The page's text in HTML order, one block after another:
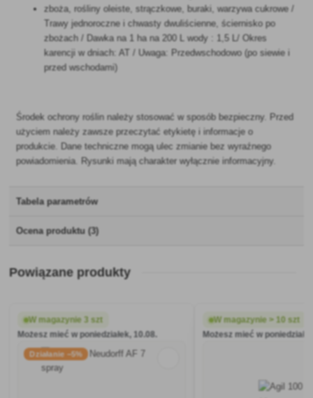
zboża, rośliny oleiste, strączkowe, buraki, warzywa cukrowe /
Trawy jednoroczne i chwasty dwuliścienne, ściernisko po
zbożach / Dawka na 1 ha na 200 L wody : 1,5 L/ Okres
karencji w dniach: AT / Uwaga: Przedwschodowo (po siewie i
przed wschodami)
Środek ochrony roślin należy stosować w sposób bezpieczny. Przed
użyciem należy zawsze przeczytać etykietę i informacje o
produkcie. Dane techniczne mogą ulec zmianie bez wyraźnego
powiadomienia. Rysunki mają charakter wyłącznie informacyjny.
Tabela parametrów
Ocena produktu (3)
Powiązane produkty
W magazynie 3 szt
Możesz mieć w poniedziałek, 10.08.
Działanie −5%
W magazynie > 10 szt
Możesz mieć w